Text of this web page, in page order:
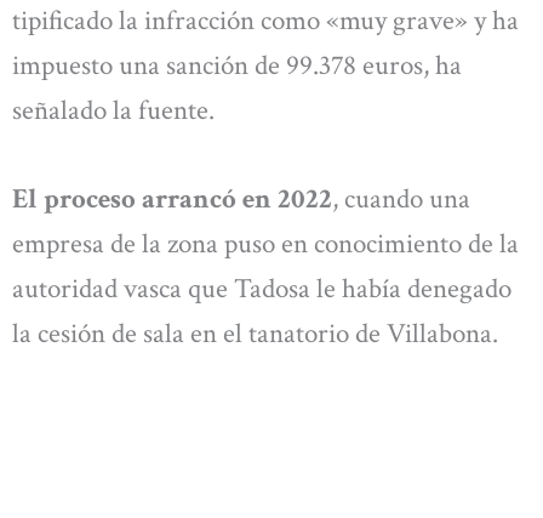
tipificado la infracción como «muy grave» y ha
impuesto una sanción de 99.378 euros, ha
señalado la fuente.
El proceso arrancó en 2022, cuando una
empresa de la zona puso en conocimiento de la
autoridad vasca que Tadosa le había denegado
la cesión de sala en el tanatorio de Villabona.